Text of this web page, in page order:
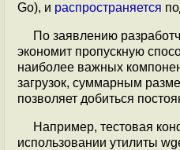
Go), и распространяется
По заявлению
экономит пропускную
наиболее важных
загрузок, суммарным
позволяет добиться
Например, тестовая
использовании утилиты